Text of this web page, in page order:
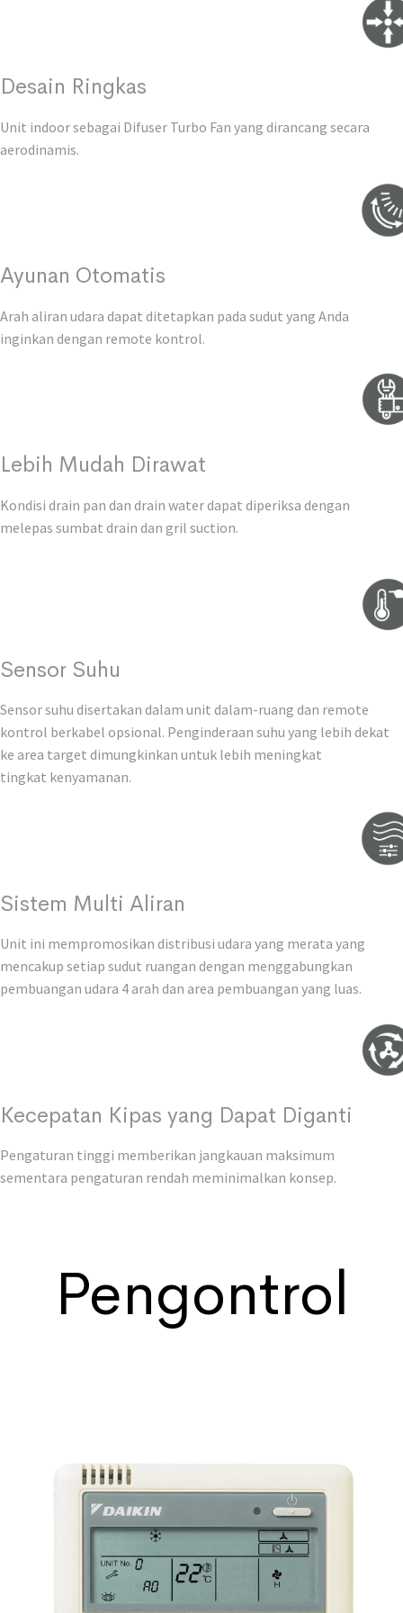
Desain Ringkas
Unit indoor sebagai Difuser Turbo Fan yang dirancang secara
aerodinamis.
Ayunan Otomatis
Arah aliran udara dapat ditetapkan pada sudut yang Anda
inginkan dengan remote kontrol.
Lebih Mudah Dirawat
Kondisi drain pan dan drain water dapat diperiksa dengan
melepas sumbat drain dan gril suction.
Sensor Suhu
Sensor suhu disertakan dalam unit dalam-ruang dan remote
kontrol berkabel opsional. Penginderaan suhu yang lebih dekat
ke area target dimungkinkan untuk lebih meningkat
tingkat kenyamanan.
Sistem Multi Aliran
Unit ini mempromosikan distribusi udara yang merata yang
mencakup setiap sudut ruangan dengan menggabungkan
pembuangan udara 4 arah dan area pembuangan yang luas.
Kecepatan Kipas yang Dapat Diganti
Pengaturan tinggi memberikan jangkauan maksimum
sementara pengaturan rendah meminimalkan konsep.
Pengontrol